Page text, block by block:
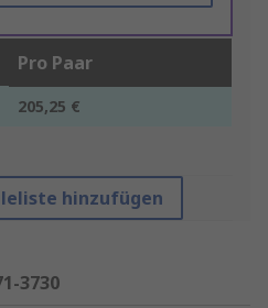
Pro Paar
205,25 €
hinzufügen
3730